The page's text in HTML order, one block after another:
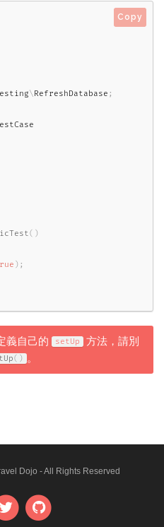
\RefreshDatabase ;
( )
) ;
Copy
義自己的 setUp
方法，請別
( ) 。
Dojo - All Rights Reserved